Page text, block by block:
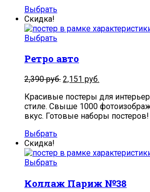
Выбрать
Скидка!
Выбрать
Ретро авто
2,390руб. 2,151 руб.
Красивые постеры для
стиле. Свыше 1000
вкус. Готовые наборы постеров!
Выбрать
Скидка!
Выбрать
Коллаж Париж №38